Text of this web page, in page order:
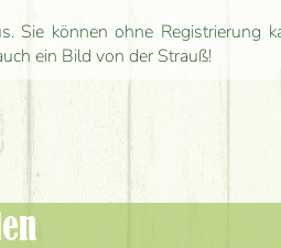
Sie können ohne Registrierung
ein Bild von der Strauß!